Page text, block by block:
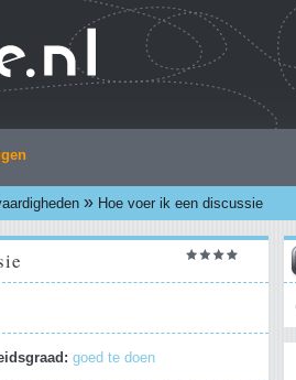
» Hoe voer ik een discussie
goed te doen